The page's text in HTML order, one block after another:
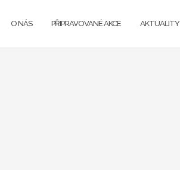
O NÁS PŘIPRAVOVANÉ AKCE AKTUALITY